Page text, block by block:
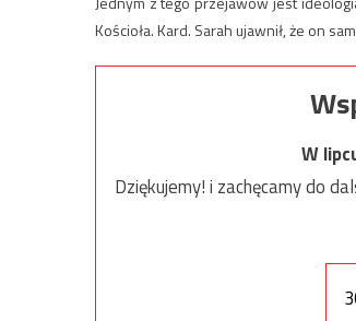
Kościoła. Kard. Sarah ujawnił, że on
W
Dziękujemy! i zachęcamy do